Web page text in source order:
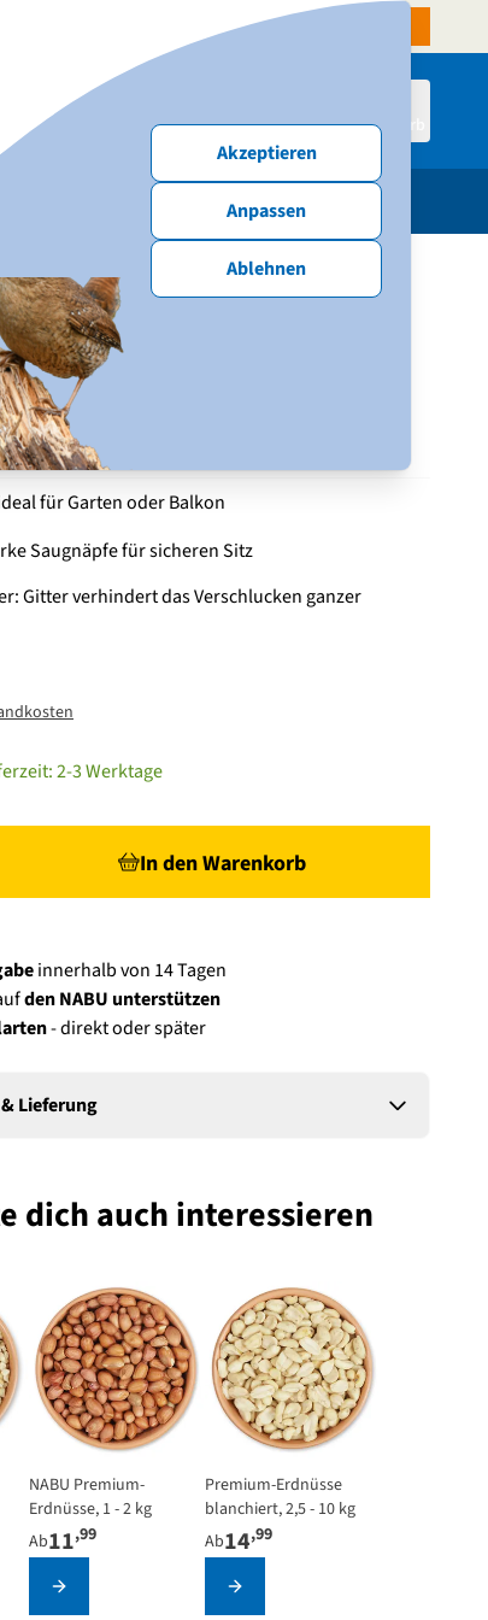
Akzeptieren
Anpassen
Ablehnen
NABU-Website Spenden & Mitmachen
Anmelden Warenkorb
Neu & Angebote
für Erdnüsse
für Garten oder Balkon
Saugnäpfe für sicheren Sitz
Gitter verhindert das Verschlucken ganzer
2-3 Werktage
In den Warenkorb
innerhalb von 14 Tagen
den NABU unterstützen
- direkt oder später
Lieferung
dich auch interessieren
the options chosen on the product page
NABU Premium-
Erdnüsse, 1 - 2 kg
The price depends on the options chosen on the
Ab11,99
Konfigurieren
Premium-Erdnüsse
blanchiert, 2,5 - 10 kg
The price depends on the options
Ab14,99
Konfigurieren